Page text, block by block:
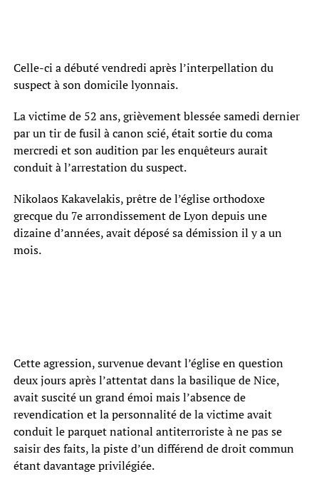
Celle-ci a débuté vendredi après l’interpellation du
suspect à son domicile lyonnais.
La victime de 52 ans, grièvement blessée samedi dernier
par un tir de fusil à canon scié, était sortie du coma
mercredi et son audition par les enquêteurs aurait
conduit à l’arrestation du suspect.
Nikolaos Kakavelakis, prêtre de l’église orthodoxe
grecque du 7e arrondissement de Lyon depuis une
dizaine d’années, avait déposé sa démission il y a un
mois.
Cette agression, survenue devant l’église en question
deux jours après l’attentat dans la basilique de Nice,
avait suscité un grand émoi mais l’absence de
revendication et la personnalité de la victime avait
conduit le parquet national antiterroriste à ne pas se
saisir des faits, la piste d’un différend de droit commun
étant davantage privilégiée.